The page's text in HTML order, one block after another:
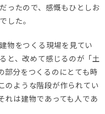
だったので、感慨もひとしお
でした。
建物をつくる現場を見てい
ると、改めて感じるのが「土
部分をつくるのにとても時
のような階段が作られてい
れは建物であっても人であ